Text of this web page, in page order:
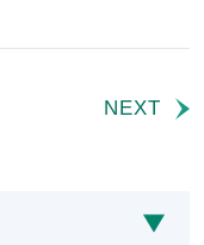
NEXT